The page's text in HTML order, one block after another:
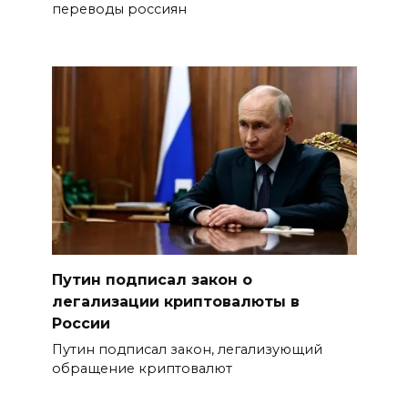
переводы россиян
Путин подписал закон о
легализации криптовалюты в
России
Путин подписал закон, легализующий
обращение криптовалют